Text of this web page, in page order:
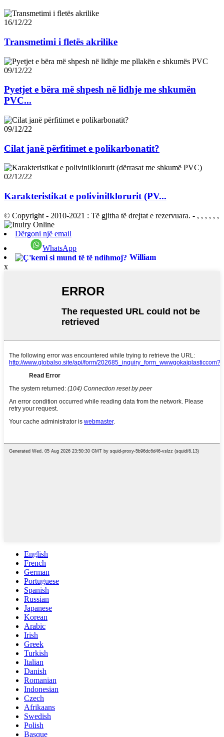
16/12/22
Transmetimi i fletës akrilike
09/12/22
Pyetjet e bëra më shpesh në lidhje me shkumën
PVC...
09/12/22
Cilat janë përfitimet e polikarbonatit?
02/12/22
Karakteristikat e polivinilklorurit (PV...
© Copyright - 2010-2021 : Të gjitha të drejtat e rezervuara. - , , , , , ,
Dërgoni një email
WhatsApp
William
x
English
French
German
Portuguese
Spanish
Russian
Japanese
Korean
Arabic
Irish
Greek
Turkish
Italian
Danish
Romanian
Indonesian
Czech
Afrikaans
Swedish
Polish
Basque